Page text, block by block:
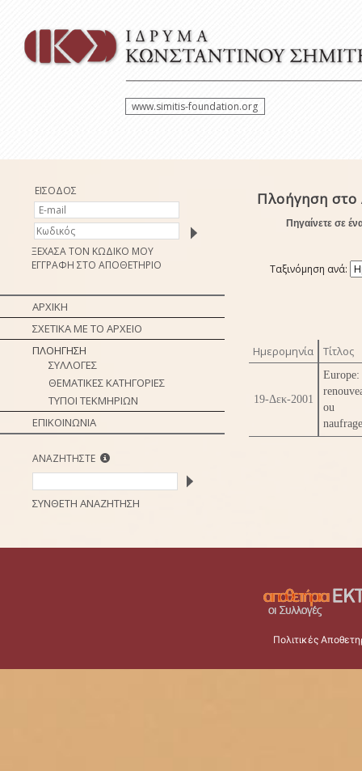
www.simitis-foundation.org
ΕΙΣΟΔΟΣ
ΞΕΧΑΣΑ ΤΟΝ ΚΩΔΙΚΟ ΜΟΥ
ΕΓΓΡΑΦΗ ΣΤΟ ΑΠΟΘΕΤΗΡΙΟ
ΑΡΧΙΚΗ
ΣΧΕΤΙΚΑ ΜΕ ΤΟ ΑΡΧΕΙΟ
ΠΛΟΗΓΗΣΗ
ΣΥΛΛΟΓΕΣ
ΘΕΜΑΤΙΚΕΣ ΚΑΤΗΓΟΡΙΕΣ
ΤΥΠΟΙ ΤΕΚΜΗΡΙΩΝ
ΕΠΙΚΟΙΝΩΝΙΑ
ΑΝΑΖΗΤΗΣΤΕ
ΣΥΝΘΕΤΗ ΑΝΑΖΗΤΗΣΗ
Πλοήγηση στο
Πηγαίνετε σε
Ταξινόμηση ανά:
Ημερομηνία Τίτλος
19-Δεκ-2001
Europe:
ou
naufrage